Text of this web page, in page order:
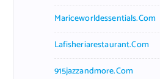
Mariceworldessentials.com
Lafisheriarestaurant.com
915jazzandmore.com